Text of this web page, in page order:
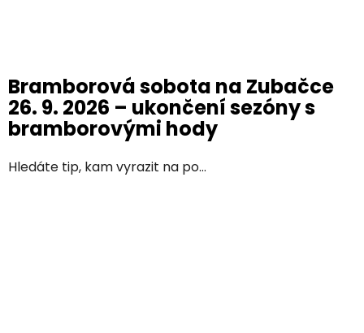
Bramborová sobota na Zubačce
26. 9. 2026 – ukončení sezóny s
bramborovými hody
Hledáte tip, kam vyrazit na po...